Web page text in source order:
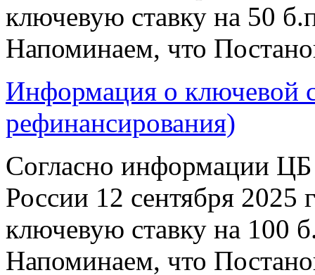
ключевую ставку на 50
Напоминаем, что
Информация о ключевой
рефинансирования)
Согласно информации
России 12 сентября 2025
ключевую ставку на 100
Напоминаем, что